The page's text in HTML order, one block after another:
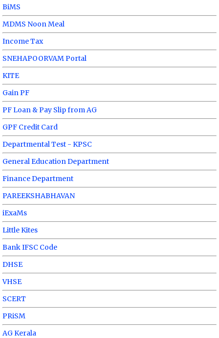
BiMS
MDMS Noon Meal
Income Tax
SNEHAPOORVAM Portal
KITE
Gain PF
PF Loan & Pay Slip from AG
GPF Credit Card
Departmental Test - KPSC
General Education Department
Finance Department
PAREEKSHABHAVAN
iExaMs
Little Kites
Bank IFSC Code
DHSE
VHSE
SCERT
PRiSM
AG Kerala